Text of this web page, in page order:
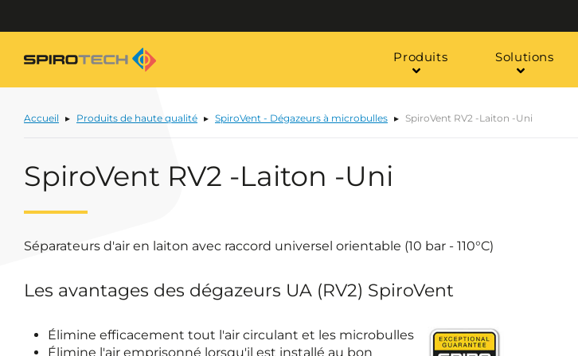
Produits Solutions
Accueil Produits de haute qualité SpiroVent - Dégazeurs à microbulles SpiroVent RV2 -Laiton -Uni
SpiroVent RV2 -Laiton -Uni
Séparateurs d'air en laiton avec raccord universel orientable (10 bar - 110°C)
Les avantages des dégazeurs UA (RV2) SpiroVent
Élimine efficacement tout l'air circulant et les microbulles
Élimine l'air emprisonné lorsqu'il est installé au bon